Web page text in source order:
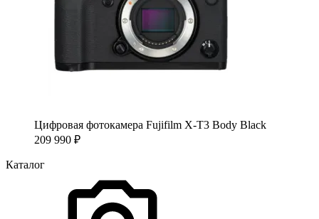
Цифровая фотокамера Fujifilm X-T3 Body Black
209 990 ₽
Каталог